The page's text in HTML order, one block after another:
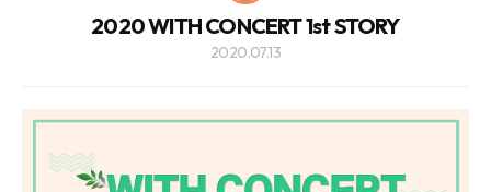
2020 WITH CONCERT 1st STORY
2020.07.13